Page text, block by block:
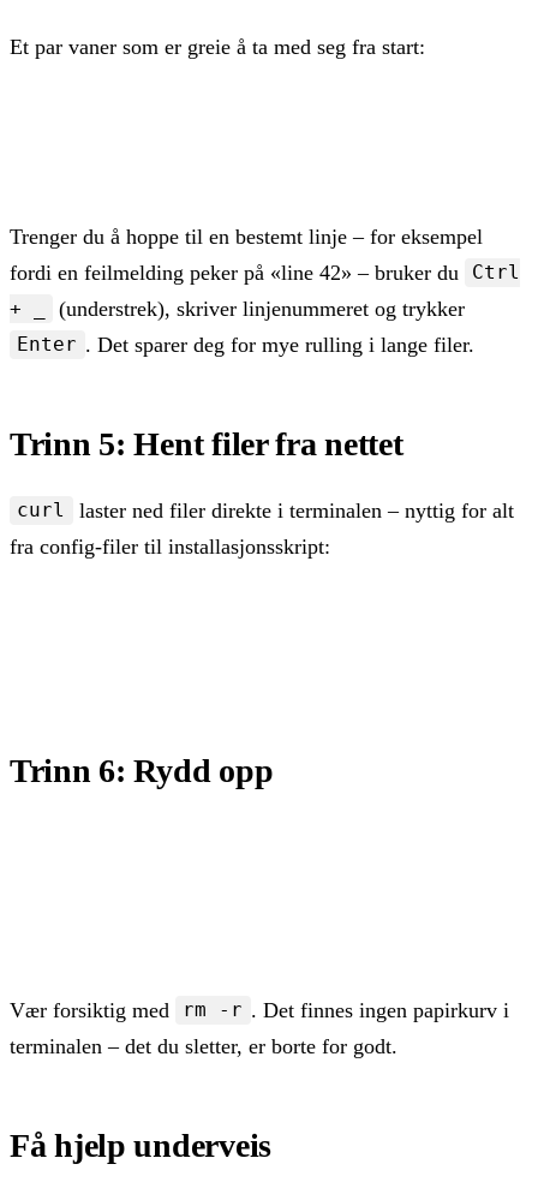
Et par vaner som er greie å ta med seg fra start:
Trenger du å hoppe til en bestemt linje – for eksempel
fordi en feilmelding peker på «line 42» – bruker du
Ctrl
+ _
(understrek), skriver linjenummeret og trykker
Enter . Det sparer deg for mye rulling i lange filer.
Trinn 5: Hent filer fra nettet
curl
laster ned filer direkte i terminalen – nyttig for alt
fra config-filer til installasjonsskript:
Trinn 6: Rydd opp
Vær forsiktig med rm -r . Det finnes ingen papirkurv i
terminalen – det du sletter, er borte for godt.
Få hjelp underveis